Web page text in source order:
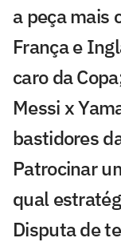
a peça mais
França e
caro da
Messi x
bastidores
Patrocinar
qual
Disputa de